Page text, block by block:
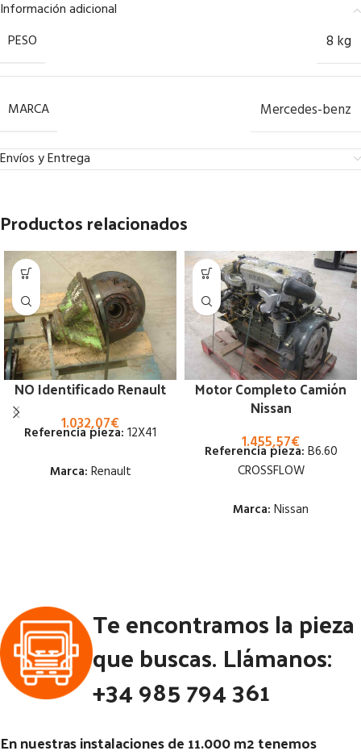
Información adicional
PESO
8 kg
MARCA Mercedes-benz
Envíos y Entrega
Productos relacionados
NO Identificado Renault
1.032,07€
Referencia pieza: 12X41
Marca: Renault
02.88 - 02.99
Código Pieza:
Motor Completo Camión
Nissan
1.455,57€
Referencia pieza: B6.60
CROSSFLOW
Marca: Nissan
[VP]NISSAN SERIE M
E1 110.14 | 02.92 - 02.96
Código Pieza:46100
Te encontramos la pieza
que buscas. Llámanos:
+34 985 794 361
En nuestras instalaciones de 11.000 m2 tenemos